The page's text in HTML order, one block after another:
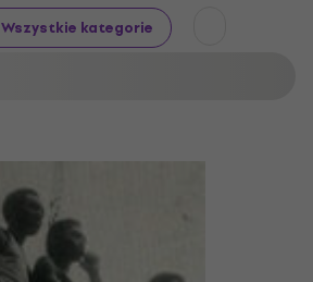
Wszystkie kategorie